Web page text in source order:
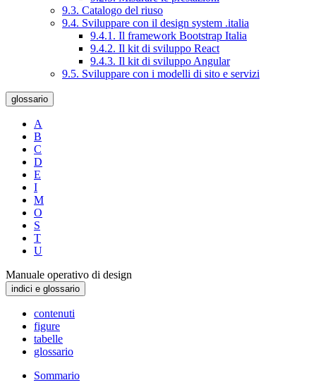
9.3. Catalogo del riuso
9.4. Sviluppare con il design system .italia
9.4.1. Il framework Bootstrap Italia
9.4.2. Il kit di sviluppo React
9.4.3. Il kit di sviluppo Angular
9.5. Sviluppare con i modelli di sito e servizi
glossario
A
B
C
D
E
I
M
O
S
T
U
Manuale operativo di design
indici e glossario
contenuti
figure
tabelle
glossario
Sommario